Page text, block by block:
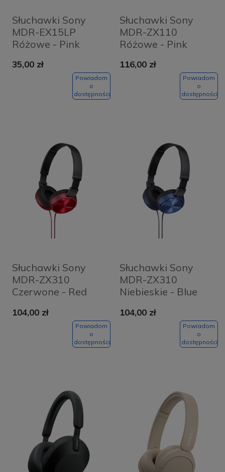
Słuchawki Sony
MDR-EX15LP
Różowe - Pink
35,00 zł
Powiadom
o
dostępności
Słuchawki Sony
MDR-ZX110
Różowe - Pink
116,00 zł
Powiadom
o
dostępności
Słuchawki Sony
MDR-ZX310
Czerwone - Red
104,00 zł
Powiadom
o
dostępności
Słuchawki Sony
MDR-ZX310
Niebieskie - Blue
104,00 zł
Powiadom
o
dostępności